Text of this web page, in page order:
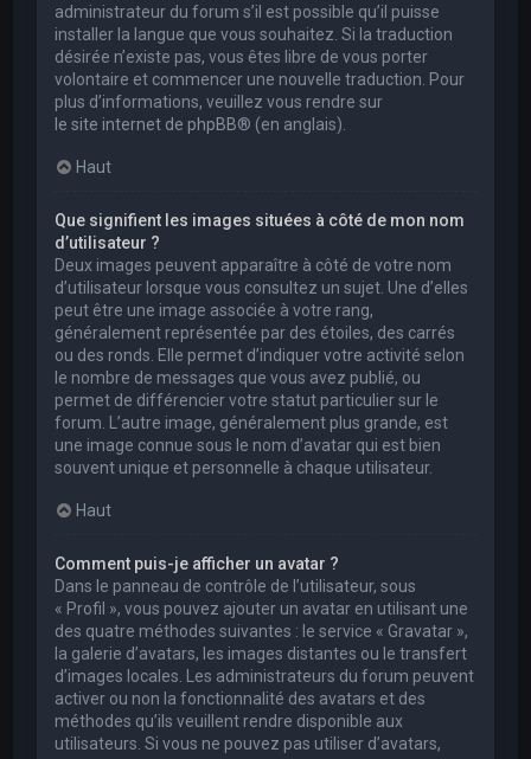
administrateur du forum s’il est possible qu’il puisse
installer la langue que vous souhaitez. Si la traduction
désirée n’existe pas, vous êtes libre de vous porter
volontaire et commencer une nouvelle traduction. Pour
plus d’informations, veuillez vous rendre sur
le site internet de phpBB® (en anglais).
Haut
Que signifient les images situées à côté de mon nom
d’utilisateur ?
Deux images peuvent apparaître à côté de votre nom
d’utilisateur lorsque vous consultez un sujet. Une d’elles
peut être une image associée à votre rang,
généralement représentée par des étoiles, des carrés
ou des ronds. Elle permet d’indiquer votre activité selon
le nombre de messages que vous avez publié, ou
permet de différencier votre statut particulier sur le
forum. L’autre image, généralement plus grande, est
une image connue sous le nom d’avatar qui est bien
souvent unique et personnelle à chaque utilisateur.
Haut
Comment puis-je afficher un avatar ?
Dans le panneau de contrôle de l’utilisateur, sous
« Profil », vous pouvez ajouter un avatar en utilisant une
des quatre méthodes suivantes : le service « Gravatar »,
la galerie d’avatars, les images distantes ou le transfert
d’images locales. Les administrateurs du forum peuvent
activer ou non la fonctionnalité des avatars et des
méthodes qu’ils veuillent rendre disponible aux
utilisateurs. Si vous ne pouvez pas utiliser d’avatars,